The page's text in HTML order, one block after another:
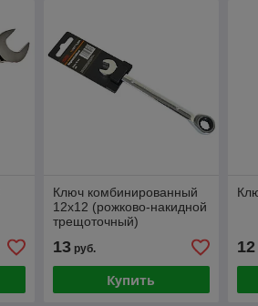
Ключ комбинированный
12х12 (рожково-накидной
трещоточный)
13руб.
Купить
12